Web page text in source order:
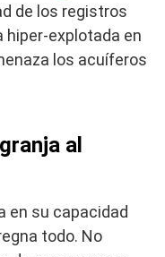
de los registros
explotada en
los acuíferos
al
en su capacidad
todo. No